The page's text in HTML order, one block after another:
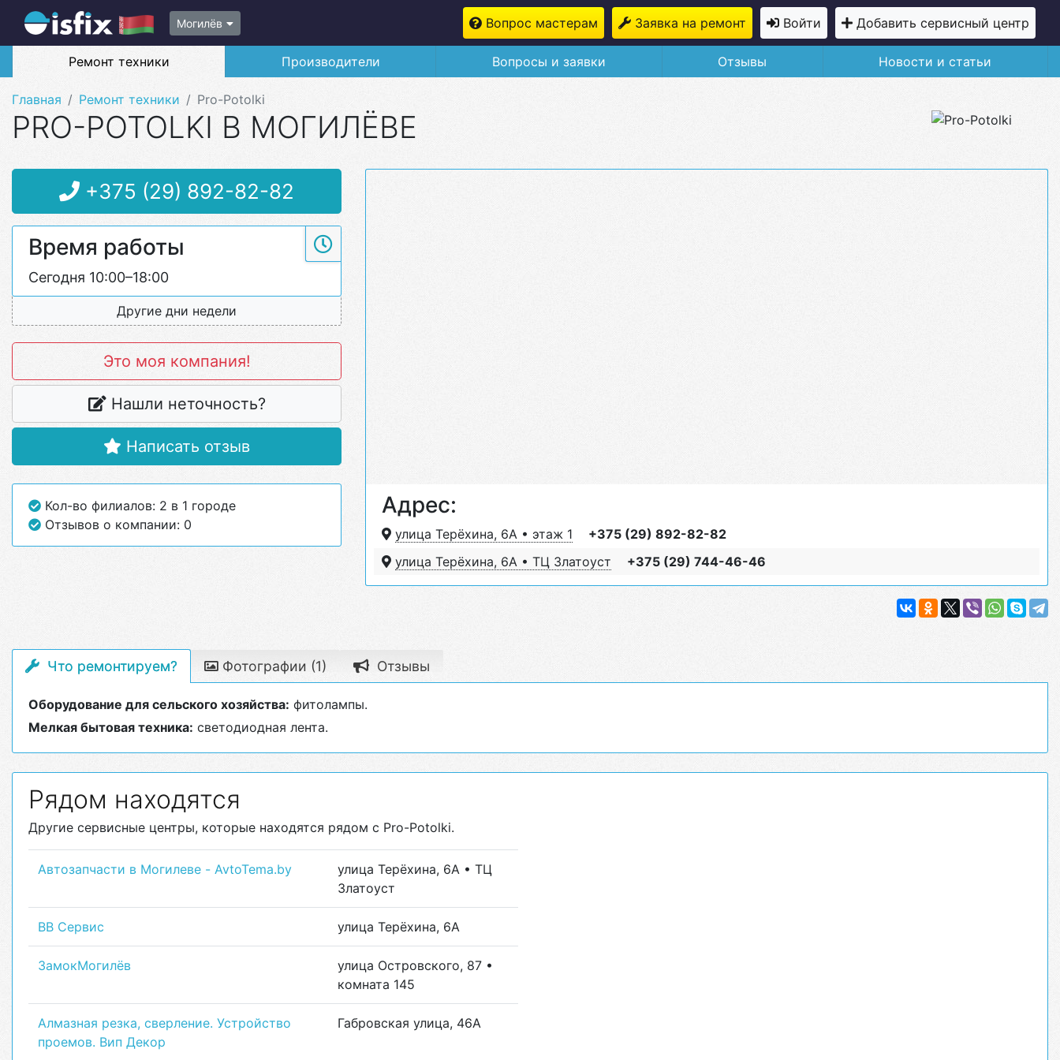
Могилёв Вопрос мастерам Заявка на ремонт Войти Добавить сервисный центр
Ремонт техники Производители Вопросы и заявки Отзывы Новости и статьи
Главная Ремонт техники Pro-Potolki
PRO-POTOLKI В МОГИЛЁВЕ
+375 (29) 892-82-82
Время работы
Сегодня 10:00–18:00
Другие дни недели
Это моя компания!
Нашли неточность?
Написать отзыв
Кол-во филиалов: 2 в 1 городе
Отзывов о компании: 0
Адрес:
улица Терёхина, 6А • этаж 1
+375 (29) 892-82-82
улица Терёхина, 6А • ТЦ Златоуст
+375 (29) 744-46-46
Что ремонтируем? Фотографии (1) Отзывы
Оборудование для сельского хозяйства: фитолампы.
Мелкая бытовая техника: светодиодная лента.
Рядом находятся
Другие сервисные центры, которые находятся рядом с Pro-Potolki.
Автозапчасти в Могилеве - AvtoTema.by
улица Терёхина, 6А • ТЦ
Златоуст
ВВ Сервис улица Терёхина, 6А
ЗамокМогилёв
улица Островского, 87 •
комната 145
Алмазная резка, сверление. Устройство
проемов. Вип Декор
Габровская улица, 46А